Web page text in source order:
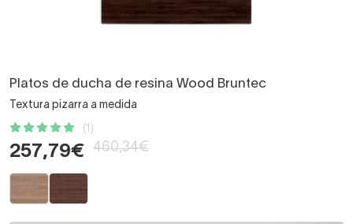
Platos de ducha de resina Wood Bruntec
Textura pizarra a medida
(1)
257,79€ 460,34€